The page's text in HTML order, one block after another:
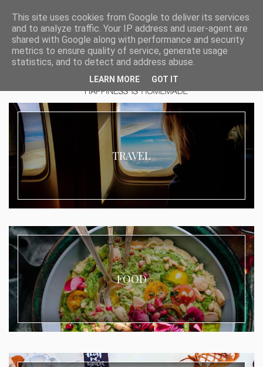
TRAVEL
FOOD
This site uses cookies from Google to deliver its services
and to analyze traffic. Your IP address and user-agent are
shared with Google along with performance and security
metrics to ensure quality of service, generate usage
statistics, and to detect and address abuse.
LEARN MORE GOT IT